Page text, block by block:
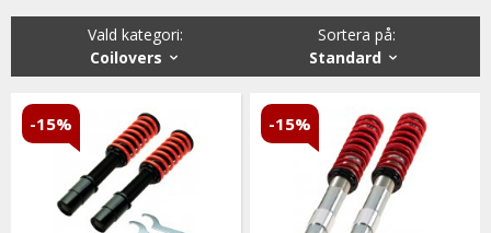
Med coilovers monterade kan du steglöst justera höjden på
din bil och få precis det utseende och vägegenskaper som du
Vi håller alltid konkurrenskraftiga priser utan att tumma på
kvaliteten hos sänkningssatserna & vi strävar alltid efter att
erbjuda en så god service som möjligt samt snabba
leveranser.
Sortera på:
Standard
Vald kategori:
Coilovers
-15% -15%